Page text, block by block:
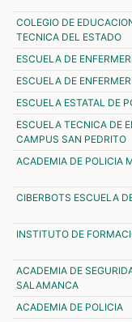
COLEGIO DE
TECNICA DEL ESTADO
ESCUELA DE
ESCUELA DE
ESCUELA ESTATAL DE
ESCUELA TECNICA DE
CAMPUS SAN PEDRITO
ACADEMIA DE POLICIA
CIBERBOTS ESCUELA
INSTITUTO DE
ACADEMIA DE
SALAMANCA
ACADEMIA DE POLICIA